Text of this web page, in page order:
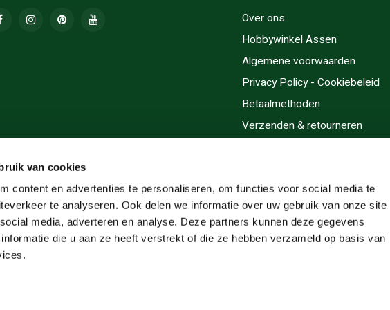
van cookies
content en advertenties te personaliseren, om functies voor social media te
te analyseren. Ook delen we informatie over uw gebruik van onze site
media, adverteren en analyse. Deze partners kunnen deze gegevens
die u aan ze heeft verstrekt of die ze hebben verzameld op basis van
Over ons
Hobbywinkel Assen
Algemene voorwaarden
Privacy Policy - Cookiebeleid
Betaalmethoden
Verzenden & retourneren
Cadeaubonnen
Inlijsten
Servicegebieden